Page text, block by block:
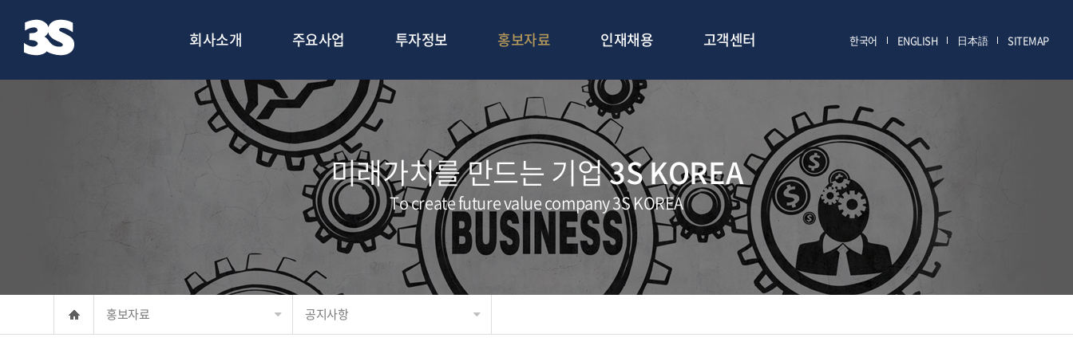
회사소개 주요사업 투자정보 홍보자료 인재채용 고객센터 한국어 ENGLISH 日本語 SITEMAP
미래가치를 만드는 기업3S KOREA
To create future value company 3S KOREA
홍보자료 공지사항